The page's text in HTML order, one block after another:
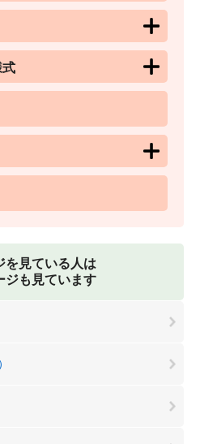
式
を見ている人は
ジも見ています